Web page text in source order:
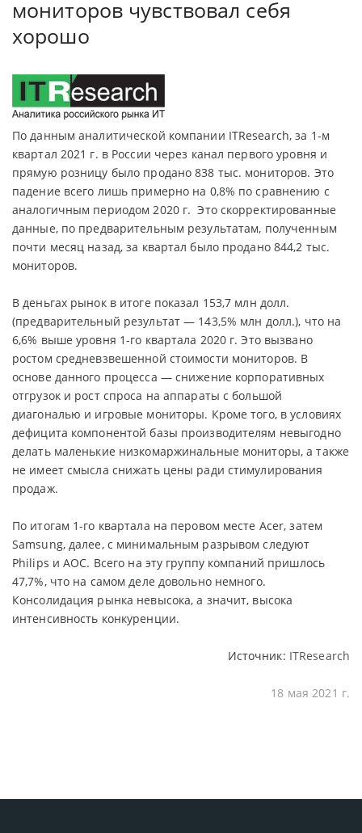
мониторов чувствовал себя
хорошо
По данным аналитической компании ITResearch, за 1-м
квартал 2021 г. в России через канал первого уровня и
прямую розницу было продано 838 тыс. мониторов. Это
падение всего лишь примерно на 0,8% по сравнению с
аналогичным периодом 2020 г. Это скорректированные
данные, по предварительным результатам, полученным
почти месяц назад, за квартал было продано 844,2 тыс.
мониторов.
В деньгах рынок в итоге показал 153,7 млн долл.
(предварительный результат — 143,5% млн долл.), что на
6,6% выше уровня 1-го квартала 2020 г. Это вызвано
ростом средневзвешенной стоимости мониторов. В
основе данного процесса — снижение корпоративных
отгрузок и рост спроса на аппараты с большой
диагональю и игровые мониторы. Кроме того, в условиях
дефицита компонентой базы производителям невыгодно
делать маленькие низкомаржинальные мониторы, а также
не имеет смысла снижать цены ради стимулирования
продаж.
По итогам 1-го квартала на перовом месте Acer, затем
Samsung, далее, с минимальным разрывом следуют
Philips и AOC. Всего на эту группу компаний пришлось
47,7%, что на самом деле довольно немного.
Консолидация рынка невысока, а значит, высока
интенсивность конкуренции.
Источник: ITResearch
18 мая 2021 г.